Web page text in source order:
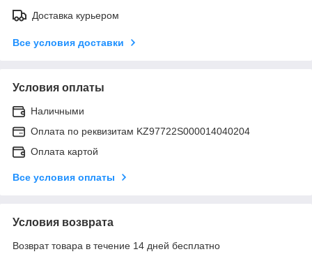
Доставка курьером
Все условия доставки
Условия оплаты
Наличными
Оплата по реквизитам KZ97722S000014040204
Оплата картой
Все условия оплаты
Условия возврата
Возврат товара в течение 14 дней бесплатно